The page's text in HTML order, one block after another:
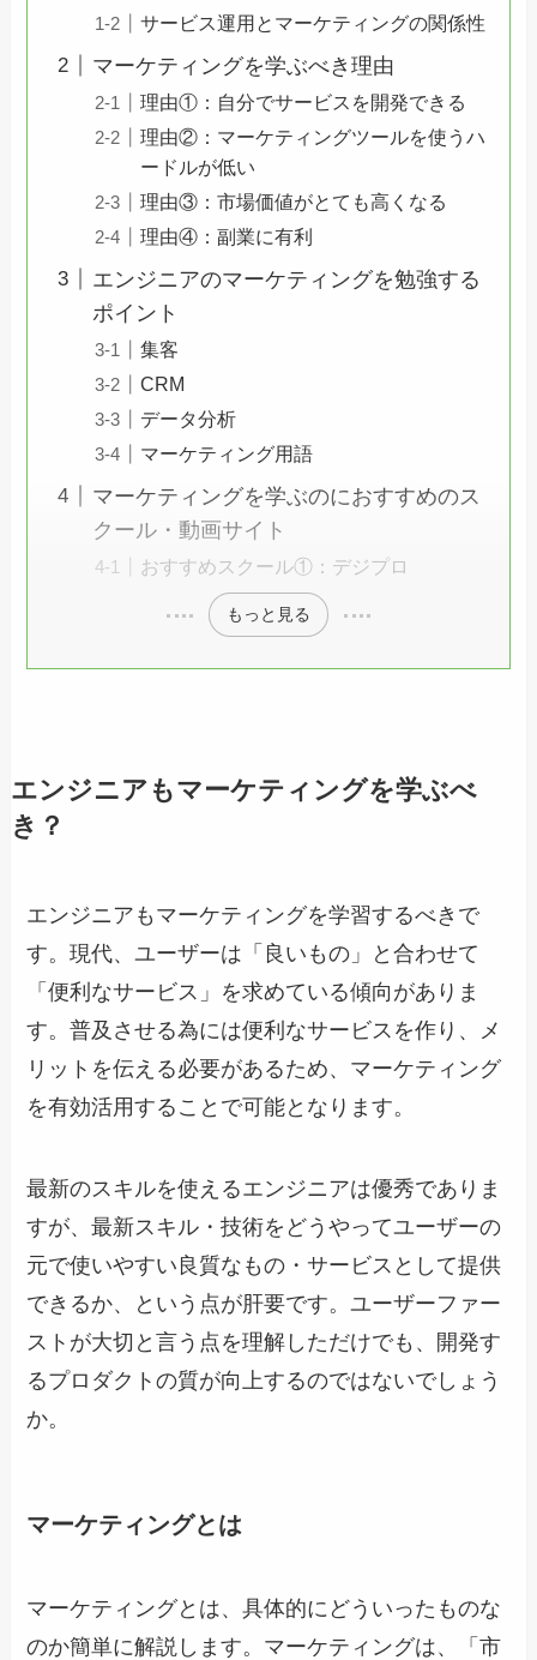
サービス運用とマーケティングの関係性
マーケティングを学ぶべき理由
理由①：自分でサービスを開発できる
理由②：マーケティングツールを使うハ
ードルが低い
理由③：市場価値がとても高くなる
理由④：副業に有利
エンジニアのマーケティングを勉強する
ポイント
集客
CRM
データ分析
マーケティング用語
マーケティングを学ぶのにおすすめのス
クール・動画サイト
おすすめスクール①：デジプロ
もっと見る
エンジニアもマーケティングを学ぶべ
き？
エンジニアもマーケティングを学習するべきで
す。現代、ユーザーは「良いもの」と合わせて
「便利なサービス」を求めている傾向がありま
す。普及させる為には便利なサービスを作り、メ
リットを伝える必要があるため、マーケティング
を有効活用することで可能となります。
最新のスキルを使えるエンジニアは優秀でありま
すが、最新スキル・技術をどうやってユーザーの
元で使いやすい良質なもの・サービスとして提供
できるか、という点が肝要です。ユーザーファー
ストが大切と言う点を理解しただけでも、開発す
るプロダクトの質が向上するのではないでしょう
か。
マーケティングとは
マーケティングとは、具体的にどういったものな
のか簡単に解説します。マーケティングは、「市